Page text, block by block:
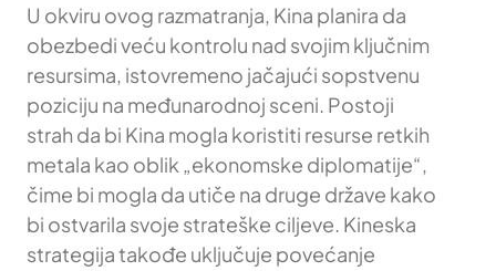
U okviru ovog razmatranja, Kina planira da
obezbedi veću kontrolu nad svojim ključnim
resursima, istovremeno jačajući sopstvenu
poziciju na međunarodnoj sceni. Postoji
strah da bi Kina mogla koristiti resurse retkih
metala kao oblik „ekonomske diplomatije“,
čime bi mogla da utiče na druge države kako
bi ostvarila svoje strateške ciljeve. Kineska
strategija takođe uključuje povećanje